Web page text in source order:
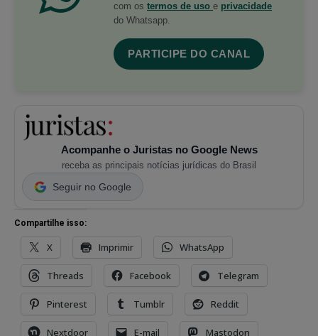
com os termos de uso e privacidade
do Whatsapp.
PARTICIPE DO CANAL
Acompanhe o Juristas no Google News
receba as principais notícias jurídicas do Brasil
Seguir no Google
Compartilhe isso:
X Imprimir WhatsApp
Threads Facebook Telegram
Pinterest Tumblr Reddit
Nextdoor E-mail Mastodon